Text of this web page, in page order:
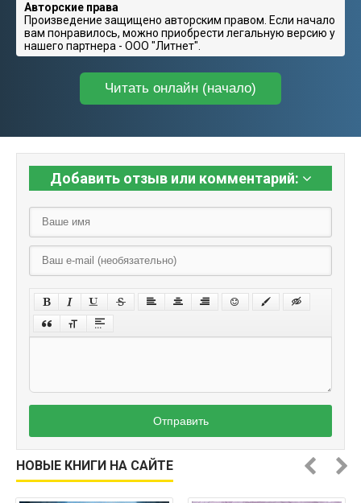
Авторские права
Произведение защищено авторским правом. Если начало
вам понравилось, можно приобрести легальную версию у
нашего партнера - ООО "Литнет".
Читать онлайн (начало)
Добавить отзыв или комментарий:
Отправить
НОВЫЕ КНИГИ НА САЙТЕ